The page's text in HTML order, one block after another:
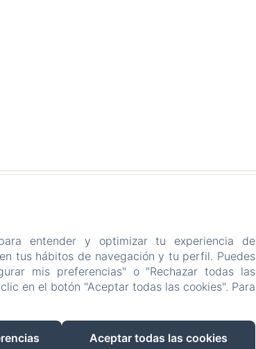
Política de privacidad
sobre cookies
entender y optimizar tu experiencia de
tus hábitos de navegación y tu perfil. Puedes
mis preferencias" o "Rechazar todas las
en el botón "Aceptar todas las cookies". Para
Aceptar todas las cookies